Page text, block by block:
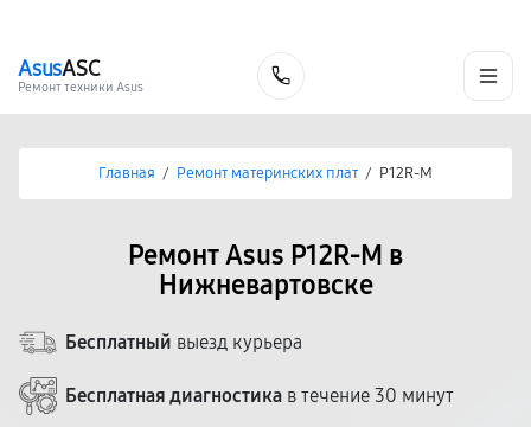
AsusASC
Ремонт техники Asus
Главная / Ремонт материнских плат / P12R-M
Ремонт Asus P12R-M в
Нижневартовске
Бесплатный выезд курьера
Бесплатная диагностика в течение 30 минут